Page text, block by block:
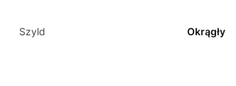
Szyld Okrągły